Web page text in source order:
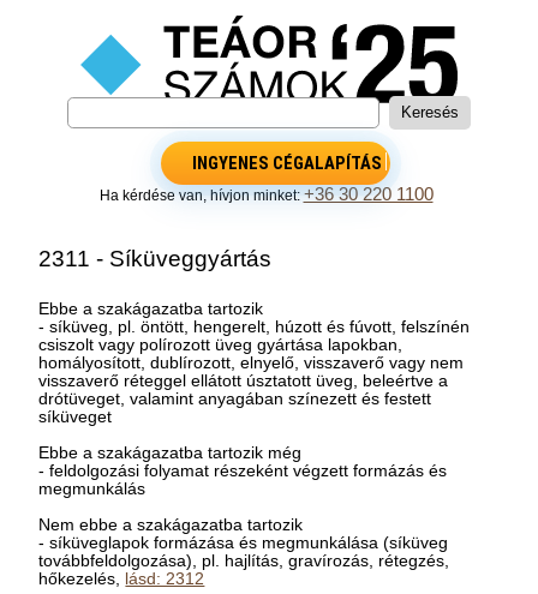
INGYENES CÉGALAPÍTÁS
Ha kérdése van, hívjon minket:+36 30 220 1100
2311 - Síküveggyártás
Ebbe a szakágazatba tartozik
- síküveg, pl. öntött, hengerelt, húzott és fúvott, felszínén
csiszolt vagy polírozott üveg gyártása lapokban,
homályosított, dublírozott, elnyelő, visszaverő vagy nem
visszaverő réteggel ellátott úsztatott üveg, beleértve a
drótüveget, valamint anyagában színezett és festett
síküveget
Ebbe a szakágazatba tartozik még
- feldolgozási folyamat részeként végzett formázás és
megmunkálás
Nem ebbe a szakágazatba tartozik
- síküveglapok formázása és megmunkálása (síküveg
továbbfeldolgozása), pl. hajlítás, gravírozás, rétegzés,
hőkezelés, lásd: 2312